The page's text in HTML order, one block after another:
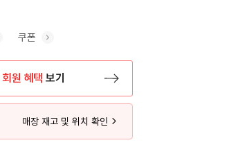
쿠폰
회원 혜택 보기
매장 재고 및 위치 확인